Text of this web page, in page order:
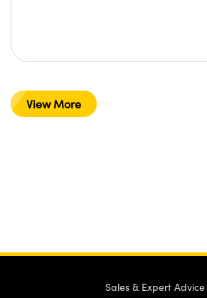
View More
Sales & Expert Advice